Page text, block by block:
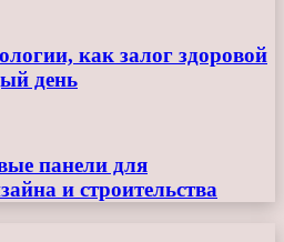
как залог здоровой
день
панели для
и строительства